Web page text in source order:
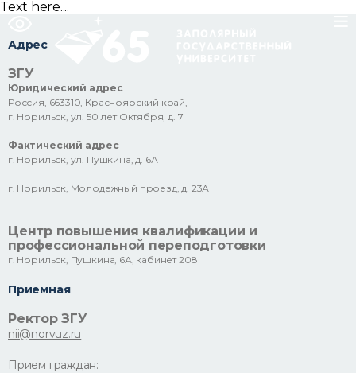
Text here....
Адрес
ЗГУ
Юридический адрес
Россия, 663310, Красноярский край,
г. Норильск, ул. 50 лет Октября, д. 7
Фактический адрес
г. Норильск, ул. Пушкина, д. 6А
г. Норильск, Молодежный проезд, д. 23А
Центр повышения квалификации и
профессиональной переподготовки
г. Норильск, Пушкина, 6А, кабинет 208
Приемная
Ректор ЗГУ
nii@norvuz.ru
Прием граждан: